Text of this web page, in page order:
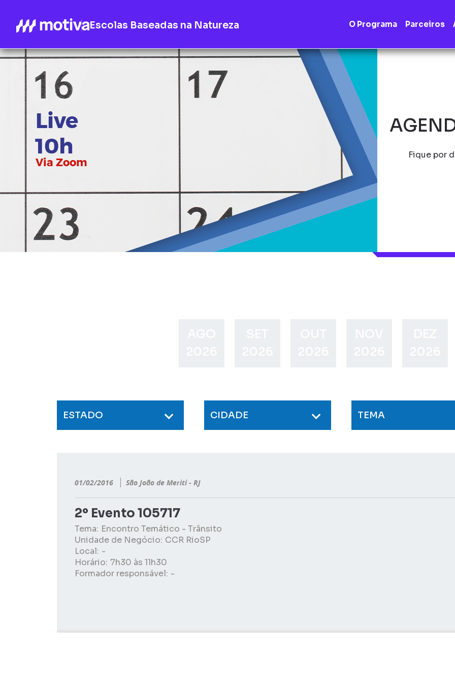
Escolas Baseadas na Natureza O Programa Parceiros
Fique por
ESTADO CIDADE TEMA
01/02/2016 São João de Meriti - RJ
2º Evento 105717
Tema: Encontro Temático - Trânsito
Unidade de Negócio: CCR RioSP
Local: -
Horário: 7h30 às 11h30
Formador responsável: -